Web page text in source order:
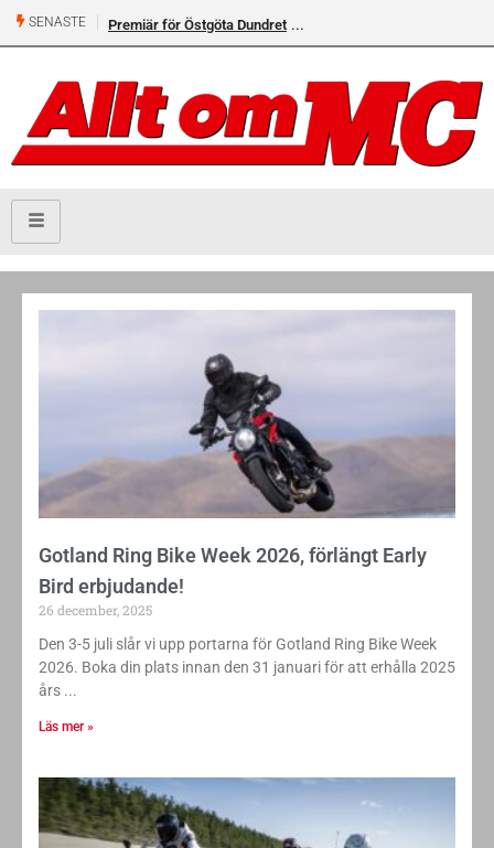
SENASTE Premiär för Östgöta Dundret
Gotland Ring Bike Week 2026, förlängt Early
Bird erbjudande!
26 december, 2025
Den 3-5 juli slår vi upp portarna för Gotland Ring Bike Week
2026. Boka din plats innan den 31 januari för att erhålla 2025
års
Läs mer »